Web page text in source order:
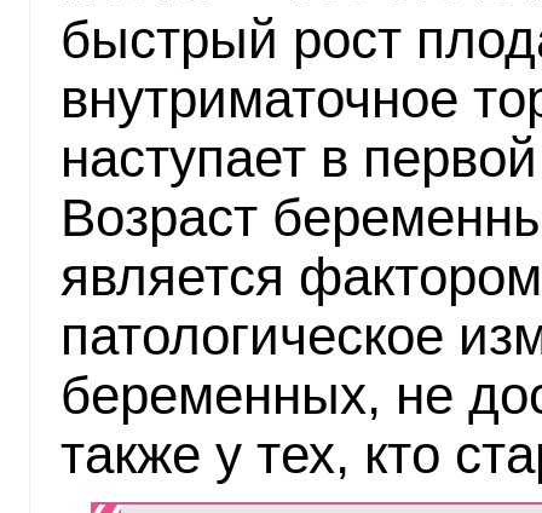
быстрый рост
внутриматочное
наступает в
Возраст
является
патологическое
беременных, не
также у тех, кто